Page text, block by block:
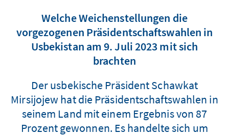
Welche Weichenstellungen die
vorgezogenen Präsidentschaftswahlen in
Usbekistan am 9. Juli 2023 mit sich
brachten
Der usbekische Präsident Schawkat
Mirsijojew hat die Präsidentschaftswahlen in
seinem Land mit einem Ergebnis von 87
Prozent gewonnen. Es handelte sich um